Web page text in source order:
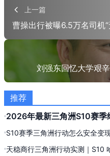
QQ
有道云
上一篇
刘强东回忆大学艰
推荐
2026年最新三角洲S10赛季
测甄选
S10赛季三角洲行动怎么安全变
天稳商行三角洲行动实测｜S10